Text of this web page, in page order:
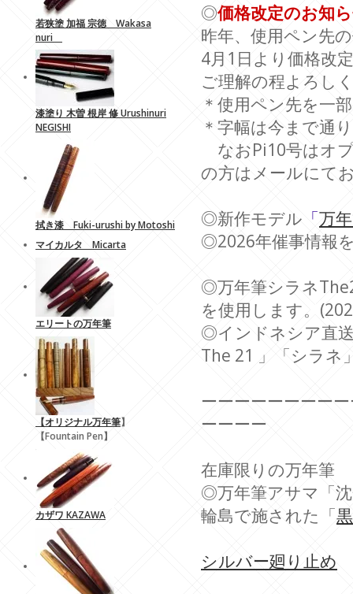
◎価格改定のお知
昨年、使用ペン先
4月1日より価格改
ご理解の程よろし
＊使用ペン先を一
＊字幅は今まで通
なおPi10号はオ
の方はメールにて
◎新作モデル 「万
◎2026年催事情報
◎万年筆シラネ
を使用します。
◎インドネシア直
The 21 」「シラネ
ーーーーーーーー
ーーーー
在庫限りの万年筆
◎万年筆アサマ「
輪島で施された「
シルバー廻り止め
若狭塗 加福 宗徳 Wakasa
nuri
漆塗り 木曽 根岸 修 Urushinuri
NEGISHI
拭き漆 Fuki-urushi by Motoshi
マイカルタ Micarta
エリートの万年筆
【オリジナル万年筆】
【Fountain Pen】
カザワ KAZAWA